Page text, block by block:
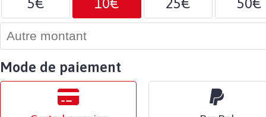
Mode de paiement